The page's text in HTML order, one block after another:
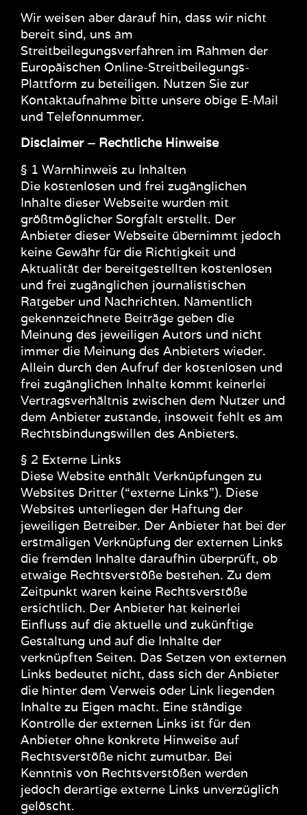
Wir weisen aber darauf hin, dass wir nicht
bereit sind, uns am
Streitbeilegungsverfahren im Rahmen der
Europäischen Online-Streitbeilegungs-
Plattform zu beteiligen. Nutzen Sie zur
Kontaktaufnahme bitte unsere obige E-Mail
und Telefonnummer.
Disclaimer – Rechtliche Hinweise
§ 1 Warnhinweis zu Inhalten
Die kostenlosen und frei zugänglichen
Inhalte dieser Webseite wurden mit
größtmöglicher Sorgfalt erstellt. Der
Anbieter dieser Webseite übernimmt jedoch
keine Gewähr für die Richtigkeit und
Aktualität der bereitgestellten kostenlosen
und frei zugänglichen journalistischen
Ratgeber und Nachrichten. Namentlich
gekennzeichnete Beiträge geben die
Meinung des jeweiligen Autors und nicht
immer die Meinung des Anbieters wieder.
Allein durch den Aufruf der kostenlosen und
frei zugänglichen Inhalte kommt keinerlei
Vertragsverhältnis zwischen dem Nutzer und
dem Anbieter zustande, insoweit fehlt es am
Rechtsbindungswillen des Anbieters.
§ 2 Externe Links
Diese Website enthält Verknüpfungen zu
Websites Dritter (“externe Links”). Diese
Websites unterliegen der Haftung der
jeweiligen Betreiber. Der Anbieter hat bei der
erstmaligen Verknüpfung der externen Links
die fremden Inhalte daraufhin überprüft, ob
etwaige Rechtsverstöße bestehen. Zu dem
Zeitpunkt waren keine Rechtsverstöße
ersichtlich. Der Anbieter hat keinerlei
Einfluss auf die aktuelle und zukünftige
Gestaltung und auf die Inhalte der
verknüpften Seiten. Das Setzen von externen
Links bedeutet nicht, dass sich der Anbieter
die hinter dem Verweis oder Link liegenden
Inhalte zu Eigen macht. Eine ständige
Kontrolle der externen Links ist für den
Anbieter ohne konkrete Hinweise auf
Rechtsverstöße nicht zumutbar. Bei
Kenntnis von Rechtsverstößen werden
jedoch derartige externe Links unverzüglich
gelöscht.